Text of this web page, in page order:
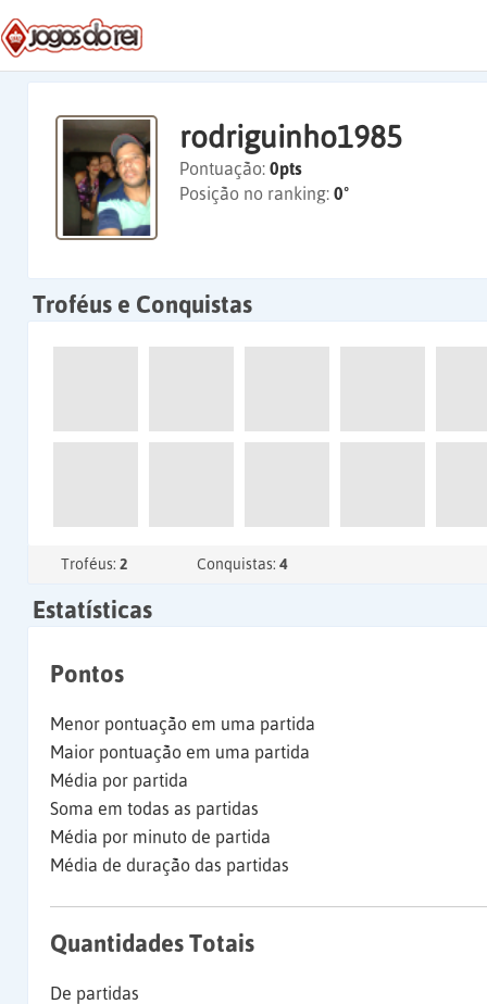
rodriguinho1985
Pontuação: 0pts
Posição no ranking: 0º
Troféus e Conquistas
Troféus: 2 Conquistas: 4
Estatísticas
Pontos
Menor pontuação em uma partida
Maior pontuação em uma partida
Média por partida
Soma em todas as partidas
Média por minuto de partida
Média de duração das partidas
Quantidades Totais
De partidas